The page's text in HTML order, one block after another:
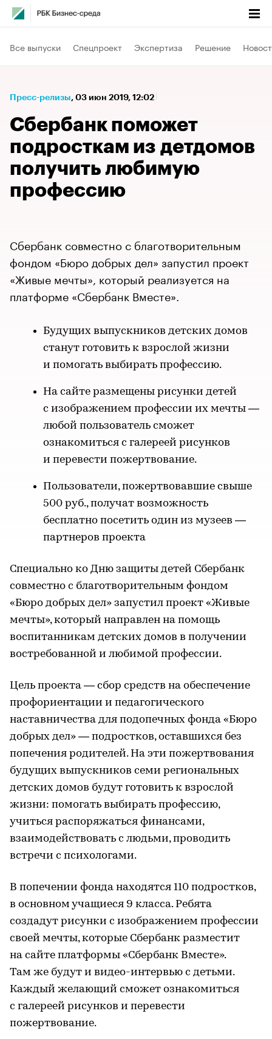
Все выпуски Спецпроект Экспертиза Решение
Пресс-релизы⁠, 03 июн 2019, 12:02
Сбербанк поможет
подросткам из детдомов
получить любимую
профессию
Сбербанк совместно с благотворительным
фондом «Бюро добрых дел» запустил проект
«Живые мечты», который реализуется на
платформе «Сбербанк Вместе».
Будущих выпускников детских домов
станут готовить к взрослой жизни
и помогать выбирать профессию.
На сайте размещены рисунки детей
с изображением профессии их мечты —
любой пользователь сможет
ознакомиться с галереей рисунков
и перевести пожертвование.
Пользователи, пожертвовавшие свыше
500 руб., получат возможность
бесплатно посетить один из музеев —
партнеров проекта
Специально ко Дню защиты детей Сбербанк
совместно с благотворительным фондом
«Бюро добрых дел» запустил проект «Живые
мечты», который направлен на помощь
воспитанникам детских домов в получении
востребованной и любимой профессии.
Цель проекта — сбор средств на обеспечение
профориентации и педагогического
наставничества для подопечных фонда «Бюро
добрых дел» — подростков, оставшихся без
попечения родителей. На эти пожертвования
будущих выпускников семи региональных
детских домов будут готовить к взрослой
жизни: помогать выбирать профессию,
учиться распоряжаться финансами,
взаимодействовать с людьми, проводить
встречи с психологами.
В попечении фонда находятся 110 подростков,
в основном учащиеся 9 класса. Ребята
создадут рисунки с изображением профессии
своей мечты, которые Сбербанк разместит
на сайте платформы «Сбербанк Вместе».
Там же будут и видео-интервью с детьми.
Каждый желающий сможет ознакомиться
с галереей рисунков и перевести
пожертвование.